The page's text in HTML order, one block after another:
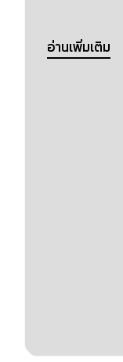
อ่านเพิ่มเติม